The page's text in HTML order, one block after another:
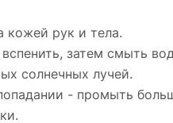
кожей рук и тела.
затем смыть
солнечных лучей.
- промыть